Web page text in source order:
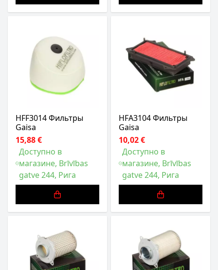
HFF3014 Фильтры
Gaisa
15,88 €
Доступно в
магазине, Brīvības
gatve 244, Рига
HFA3104 Фильтры
Gaisa
10,02 €
Доступно в
магазине, Brīvības
gatve 244, Рига